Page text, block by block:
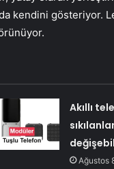
kendini gösteriyor.
Akıllı
Ağustos